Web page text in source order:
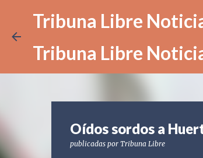
Tribuna Libre
Tribuna Libre
Oídos sordos a
publicadas por Tribuna Libre